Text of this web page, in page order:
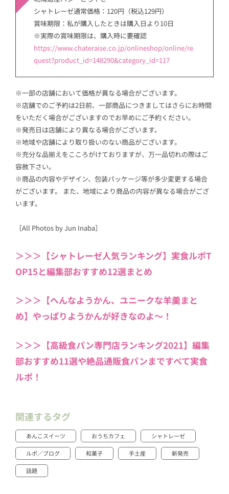
シャトレーゼ通常価格：120円（税込129円）
賞味期限：私が購入したときは購入日より10日
※実際の賞味期限は、購入時に要確認
https://www.chateraise.co.jp/onlineshop/online/re
quest?product_id=148290&category_id=117
※一部の店舗において価格が異なる場合がございます。
※店舗でのご予約は2日前、一部商品につきましてはさらにお時間
をいただく場合がございますのでお早めにご予約ください。
※発売日は店舗により異なる場合がございます。
※地域や店舗により取り扱いのない商品がございます。
※充分な品揃えをこころがけておりますが、万一品切れの際はご
容赦下さい。
※商品の内容やデザイン、包装パッケージ等が多少変更する場合
がございます。 また、地域により商品の内容が異なる場合がござ
います。
［All Photos by Jun Inaba］
＞＞＞【シャトレーゼ人気ランキング】実食ルポT
OP15と編集部おすすめ12選まとめ
＞＞＞【へんなようかん、ユニークな羊羹まと
め】やっぱりようかんが好きなのよ～！
＞＞＞【高級食パン専門店ランキング2021】編集
部おすすめ11選や絶品通販食パンまですべて実食
ルポ！
関連するタグ
あんこスイーツ おうちカフェ シャトレーゼ
ルポ／ブログ 和菓子 手土産 新発売
話題